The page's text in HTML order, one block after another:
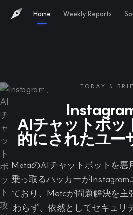
Home Weekly Reports
TODAY'S
Instagram
AIチャットボッ
的にされたユー
MetaのAIチャットボットを悪
乗っ取るハッカーがInstagram
ており、Metaが問題解決を主
わらず、依然としてセキュリ